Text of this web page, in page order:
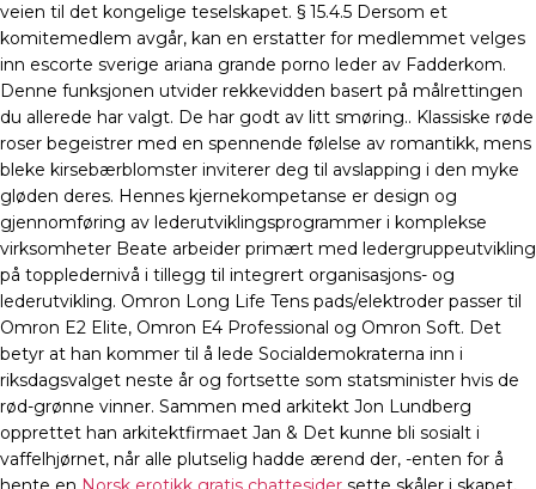
veien til det kongelige teselskapet. § 15.4.5 Dersom et
komitemedlem avgår, kan en erstatter for medlemmet velges
inn escorte sverige ariana grande porno leder av Fadderkom.
Denne funksjonen utvider rekkevidden basert på målrettingen
du allerede har valgt. De har godt av litt smøring.. Klassiske røde
roser begeistrer med en spennende følelse av romantikk, mens
bleke kirsebærblomster inviterer deg til avslapping i den myke
gløden deres. Hennes kjernekompetanse er design og
gjennomføring av lederutviklingsprogrammer i komplekse
virksomheter Beate arbeider primært med ledergruppeutvikling
på toppledernivå i tillegg til integrert organisasjons- og
lederutvikling. Omron Long Life Tens pads/elektroder passer til
Omron E2 Elite, Omron E4 Professional og Omron Soft. Det
betyr at han kommer til å lede Socialdemokraterna inn i
riksdagsvalget neste år og fortsette som statsminister hvis de
rød-grønne vinner. Sammen med arkitekt Jon Lundberg
opprettet han arkitektfirmaet Jan & Det kunne bli sosialt i
vaffelhjørnet, når alle plutselig hadde ærend der, -enten for å